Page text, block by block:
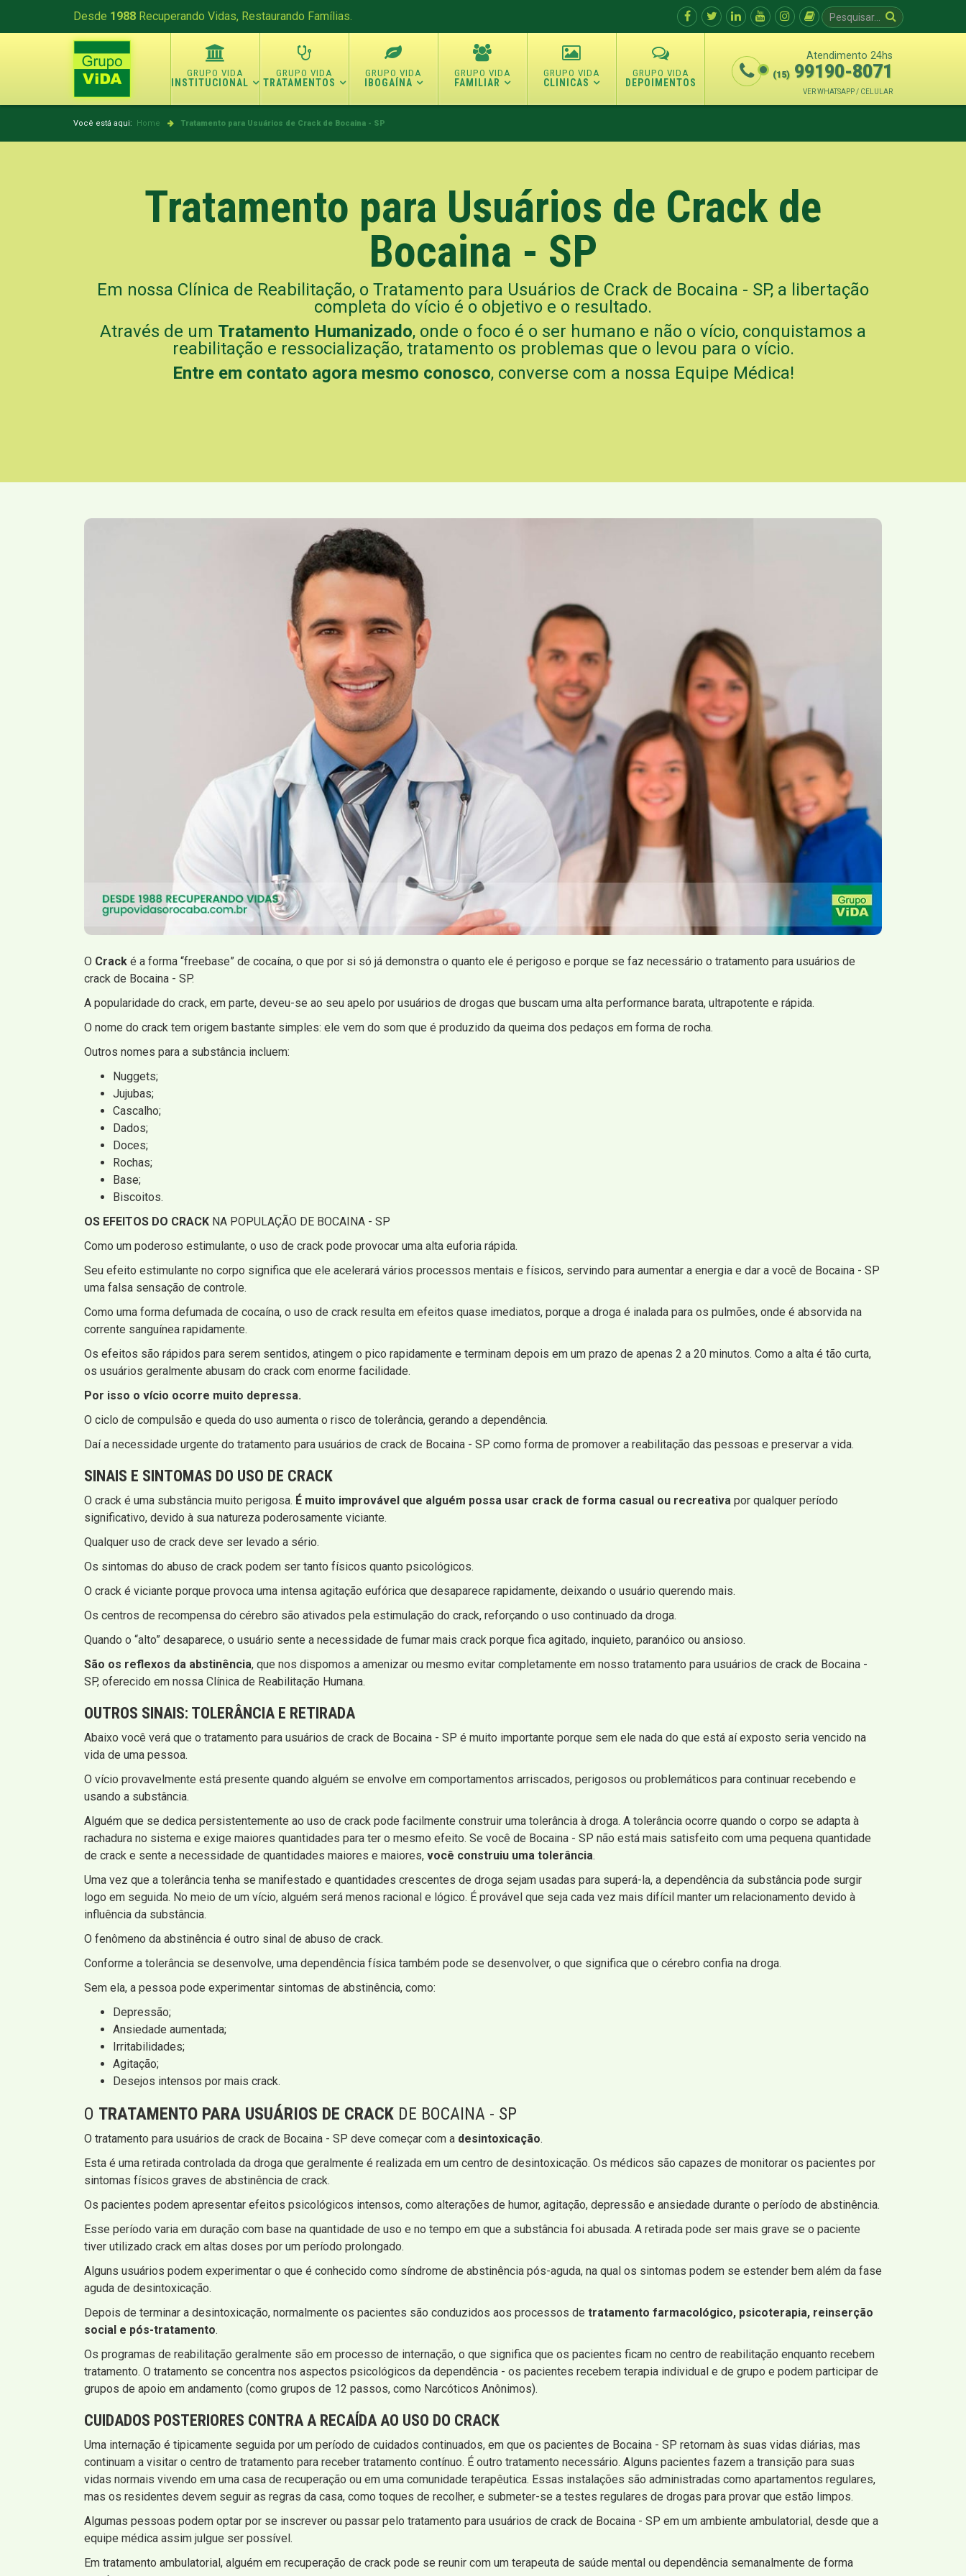
Desde 1988 Recuperando Vidas, Restaurando Famílias.
INSTITUCIONAL TRATAMENTOS IBOGAÍNA FAMILIAR CLINICAS DEPOIMENTOS
Atendimento 24hs
(15) 99190-8071
VER WHATSAPP / CELULAR
Você está aqui: Home Tratamento para Usuários de Crack de Bocaina - SP
Tratamento para Usuários de Crack de
Bocaina - SP
Em nossa Clínica de Reabilitação, o Tratamento para Usuários de Crack de Bocaina - SP, a libertação
completa do vício é o objetivo e o resultado.
Através de um Tratamento Humanizado, onde o foco é o ser humano e não o vício, conquistamos a
reabilitação e ressocialização, tratamento os problemas que o levou para o vício.
Entre em contato agora mesmo conosco, converse com a nossa Equipe Médica!
O Crack é a forma “freebase” de cocaína, o que por si só já demonstra o quanto ele é perigoso e porque se faz necessário o tratamento para usuários de
crack de Bocaina - SP.
A popularidade do crack, em parte, deveu-se ao seu apelo por usuários de drogas que buscam uma alta performance barata, ultrapotente e rápida.
O nome do crack tem origem bastante simples: ele vem do som que é produzido da queima dos pedaços em forma de rocha.
Outros nomes para a substância incluem:
Nuggets;
Jujubas;
Cascalho;
Dados;
Doces;
Rochas;
Base;
Biscoitos.
OS EFEITOS DO CRACK NA POPULAÇÃO DE BOCAINA - SP
Como um poderoso estimulante, o uso de crack pode provocar uma alta euforia rápida.
Seu efeito estimulante no corpo significa que ele acelerará vários processos mentais e físicos, servindo para aumentar a energia e dar a você de Bocaina - SP
uma falsa sensação de controle.
Como uma forma defumada de cocaína, o uso de crack resulta em efeitos quase imediatos, porque a droga é inalada para os pulmões, onde é absorvida na
corrente sanguínea rapidamente.
Os efeitos são rápidos para serem sentidos, atingem o pico rapidamente e terminam depois em um prazo de apenas 2 a 20 minutos. Como a alta é tão curta,
os usuários geralmente abusam do crack com enorme facilidade.
Por isso o vício ocorre muito depressa.
O ciclo de compulsão e queda do uso aumenta o risco de tolerância, gerando a dependência.
Daí a necessidade urgente do tratamento para usuários de crack de Bocaina - SP como forma de promover a reabilitação das pessoas e preservar a vida.
SINAIS E SINTOMAS DO USO DE CRACK
O crack é uma substância muito perigosa. É muito improvável que alguém possa usar crack de forma casual ou recreativa por qualquer período
significativo, devido à sua natureza poderosamente viciante.
Qualquer uso de crack deve ser levado a sério.
Os sintomas do abuso de crack podem ser tanto físicos quanto psicológicos.
O crack é viciante porque provoca uma intensa agitação eufórica que desaparece rapidamente, deixando o usuário querendo mais.
Os centros de recompensa do cérebro são ativados pela estimulação do crack, reforçando o uso continuado da droga.
Quando o “alto” desaparece, o usuário sente a necessidade de fumar mais crack porque fica agitado, inquieto, paranóico ou ansioso.
São os reflexos da abstinência, que nos dispomos a amenizar ou mesmo evitar completamente em nosso tratamento para usuários de crack de Bocaina -
SP, oferecido em nossa Clínica de Reabilitação Humana.
OUTROS SINAIS: TOLERÂNCIA E RETIRADA
Abaixo você verá que o tratamento para usuários de crack de Bocaina - SP é muito importante porque sem ele nada do que está aí exposto seria vencido na
vida de uma pessoa.
O vício provavelmente está presente quando alguém se envolve em comportamentos arriscados, perigosos ou problemáticos para continuar recebendo e
usando a substância.
Alguém que se dedica persistentemente ao uso de crack pode facilmente construir uma tolerância à droga. A tolerância ocorre quando o corpo se adapta à
rachadura no sistema e exige maiores quantidades para ter o mesmo efeito. Se você de Bocaina - SP não está mais satisfeito com uma pequena quantidade
de crack e sente a necessidade de quantidades maiores e maiores, você construiu uma tolerância.
Uma vez que a tolerância tenha se manifestado e quantidades crescentes de droga sejam usadas para superá-la, a dependência da substância pode surgir
logo em seguida. No meio de um vício, alguém será menos racional e lógico. É provável que seja cada vez mais difícil manter um relacionamento devido à
influência da substância.
O fenômeno da abstinência é outro sinal de abuso de crack.
Conforme a tolerância se desenvolve, uma dependência física também pode se desenvolver, o que significa que o cérebro confia na droga.
Sem ela, a pessoa pode experimentar sintomas de abstinência, como:
Depressão;
Ansiedade aumentada;
Irritabilidades;
Agitação;
Desejos intensos por mais crack.
O TRATAMENTO PARA USUÁRIOS DE CRACK DE BOCAINA - SP
O tratamento para usuários de crack de Bocaina - SP deve começar com a desintoxicação.
Esta é uma retirada controlada da droga que geralmente é realizada em um centro de desintoxicação. Os médicos são capazes de monitorar os pacientes por
sintomas físicos graves de abstinência de crack.
Os pacientes podem apresentar efeitos psicológicos intensos, como alterações de humor, agitação, depressão e ansiedade durante o período de abstinência.
Esse período varia em duração com base na quantidade de uso e no tempo em que a substância foi abusada. A retirada pode ser mais grave se o paciente
tiver utilizado crack em altas doses por um período prolongado.
Alguns usuários podem experimentar o que é conhecido como síndrome de abstinência pós-aguda, na qual os sintomas podem se estender bem além da fase
aguda de desintoxicação.
Depois de terminar a desintoxicação, normalmente os pacientes são conduzidos aos processos de tratamento farmacológico, psicoterapia, reinserção
social e pós-tratamento.
Os programas de reabilitação geralmente são em processo de internação, o que significa que os pacientes ficam no centro de reabilitação enquanto recebem
tratamento. O tratamento se concentra nos aspectos psicológicos da dependência - os pacientes recebem terapia individual e de grupo e podem participar de
grupos de apoio em andamento (como grupos de 12 passos, como Narcóticos Anônimos).
CUIDADOS POSTERIORES CONTRA A RECAÍDA AO USO DO CRACK
Uma internação é tipicamente seguida por um período de cuidados continuados, em que os pacientes de Bocaina - SP retornam às suas vidas diárias, mas
continuam a visitar o centro de tratamento para receber tratamento contínuo. É outro tratamento necessário. Alguns pacientes fazem a transição para suas
vidas normais vivendo em uma casa de recuperação ou em uma comunidade terapêutica. Essas instalações são administradas como apartamentos regulares,
mas os residentes devem seguir as regras da casa, como toques de recolher, e submeter-se a testes regulares de drogas para provar que estão limpos.
Algumas pessoas podem optar por se inscrever ou passar pelo tratamento para usuários de crack de Bocaina - SP em um ambiente ambulatorial, desde que a
equipe médica assim julgue ser possível.
Em tratamento ambulatorial, alguém em recuperação de crack pode se reunir com um terapeuta de saúde mental ou dependência semanalmente de forma